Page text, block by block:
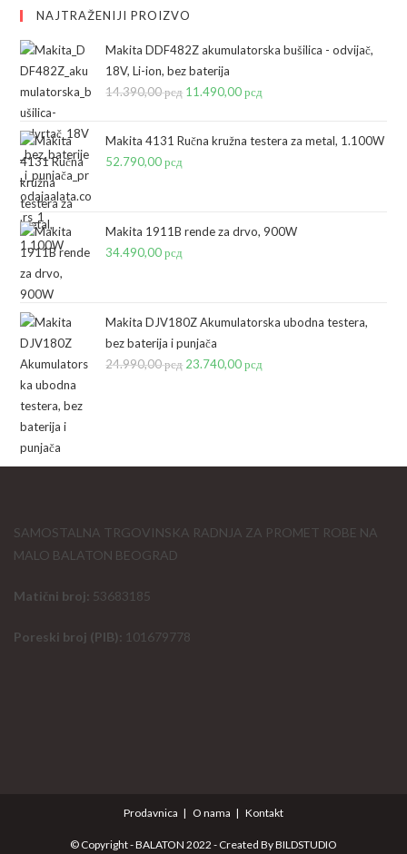
NAJTRAŽENIJI PROIZVO
Makita DDF482Z akumulatorska bušilica - odvijač,
18V, Li-ion, bez baterija
14.390,00рсд Originalna
je
11.490,00рсд
je:
Makita 4131 Ručna kružna testera za metal, 1.100W
52.790,00рсд
Makita 1911B rende za drvo, 900W
34.490,00рсд
Makita DJV180Z Akumulatorska ubodna testera,
bez baterija i punjača
24.990,00рсд Originalna
23.740,00рсд
SAMOSTALNA TRGOVINSKA RADNJA ZA PROMET ROBE NA
MALO BALATON BEOGRAD
Matični broj: 53683185
Poreski broj (PIB): 101679778
Prodavnica O nama Kontakt
© Copyright - BALATON 2022 - Created ByBILDSTUDIO